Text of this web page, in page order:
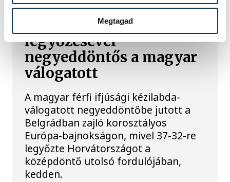
Megtagad
Férfi kézilabda ifjúsági
Eb: a horvátok
legyőzésével
negyeddöntős a magyar
válogatott
A magyar férfi ifjúsági kézilabda-
válogatott negyeddöntőbe jutott a
Belgrádban zajló korosztályos
Európa-bajnokságon, mivel 37-32-re
legyőzte Horvátországot a
középdöntő utolsó fordulójában,
kedden.